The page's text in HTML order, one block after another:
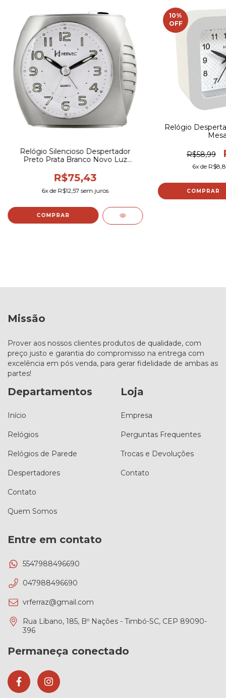
Relógio Silencioso Despertador
Preto Prata Branco Novo Luz
R$75,43
6x de R$12,57 sem juros
COMPRAR
10%
OFF
Relógio
R$58,99
6x de
COMPRAR
Missão
Prover aos nossos clientes produtos de qualidade, com
preço justo e garantia do compromisso na entrega com
excelência em pós venda, para gerar fidelidade de ambas as
partes!
Departamentos
Início
Relógios
Relógios de Parede
Despertadores
Contato
Quem Somos
Loja
Empresa
Perguntas Frequentes
Trocas e Devoluções
Contato
Entre em contato
5547988496690
047988496690
vrferraz@gmail.com
Rua Líbano, 185, Bº Nações - Timbó-SC, CEP 89090-
396
Permaneça conectado